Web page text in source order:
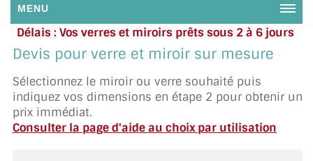
MENU
NOUS CONTACTER
DEMANDE DE DEVIS
SUIVI DE DEVIS
Délais : Vos verres et miroirs prêts sous 2 à 6 jours
en moyenne
Besoin d'aide ?
Appelez ou envoyez un SMS au 06 79 92 33 38
Devis pour verre et miroir sur mesure
Sélectionnez le miroir ou verre souhaité puis
indiquez vos dimensions en étape 2 pour obtenir un
prix immédiat.
Consulter la page d'aide au choix par utilisation